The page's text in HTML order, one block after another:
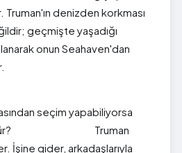
denizden korkması
geçmişte yaşadığı
onun Seahaven'dan
seçim yapabiliyorsa
müdür? Truman
İşine gider, arkadaşlarıyla